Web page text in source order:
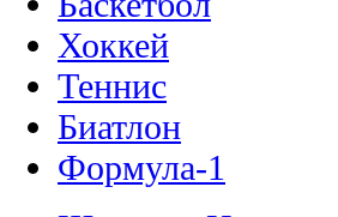
Хоккей
Теннис
Биатлон
Формула-1